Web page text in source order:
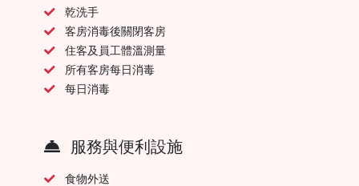
乾洗手
客房消毒後關閉客房
住客及員工體溫測量
所有客房每日消毒
每日消毒
服務與便利設施
食物外送